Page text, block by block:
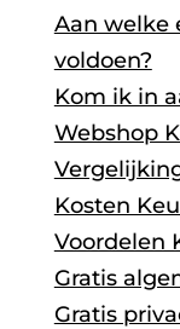
Aan welke
voldoen?
Kom ik in
Webshop
Kosten
Voordelen
Gratis
Gratis